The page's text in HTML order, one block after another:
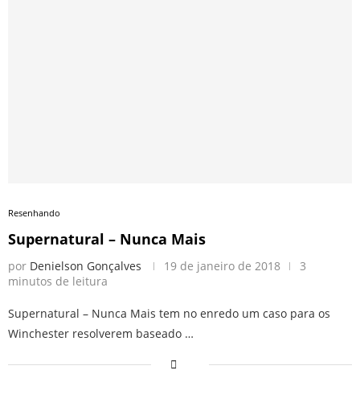
Resenhando
Supernatural – Nunca Mais
por Denielson Gonçalves 19 de janeiro de 2018
3
minutos de leitura
Supernatural – Nunca Mais tem no enredo um caso para os
Winchester resolverem baseado …